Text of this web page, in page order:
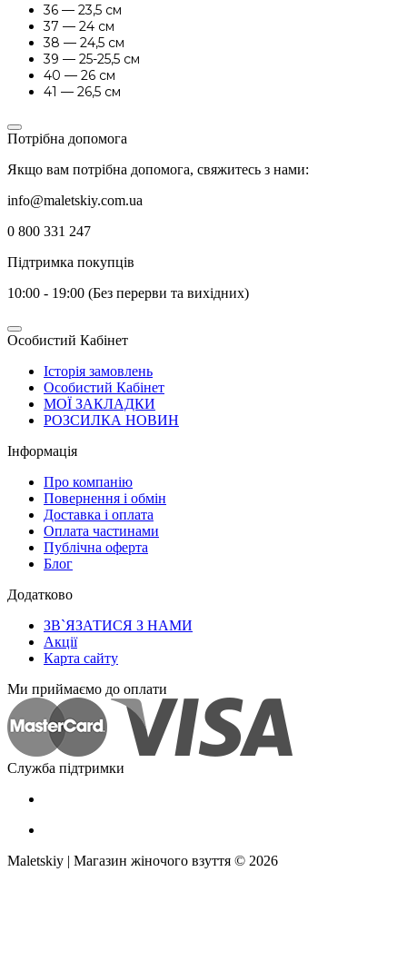
36 — 23,5 см
37 — 24 см
38 — 24,5 см
39 — 25-25,5 см
40 — 26 см
41 — 26,5 см
Потрібна допомога
Якщо вам потрібна допомога, свяжитесь з нами:
info@maletskiy.com.ua
0 800 331 247
Підтримка покупців
10:00 - 19:00 (Без перерви та вихідних)
Особистий Кабінет
Історія замовлень
Особистий Кабінет
МОЇ ЗАКЛАДКИ
РОЗСИЛКА НОВИН
Інформація
Про компанію
Повернення і обмін
Доставка і оплата
Оплата частинами
Публічна оферта
Блог
Додатково
ЗВ`ЯЗАТИСЯ З НАМИ
Акції
Карта сайту
Ми приймаємо до оплати
Служба підтримки
Maletskiy | Магазин жіночого взуття © 2026